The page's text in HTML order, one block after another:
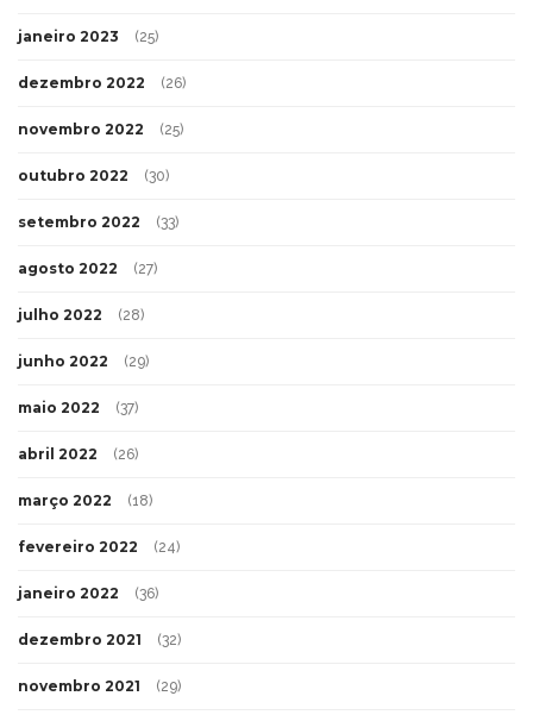
janeiro 2023 (25)
dezembro 2022 (26)
novembro 2022 (25)
outubro 2022 (30)
setembro 2022 (33)
agosto 2022 (27)
julho 2022 (28)
junho 2022 (29)
maio 2022 (37)
abril 2022 (26)
março 2022 (18)
fevereiro 2022 (24)
janeiro 2022 (36)
dezembro 2021 (32)
novembro 2021 (29)